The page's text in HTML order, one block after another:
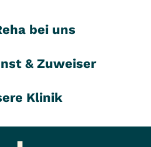
bei uns
& Zuweiser
Klinik